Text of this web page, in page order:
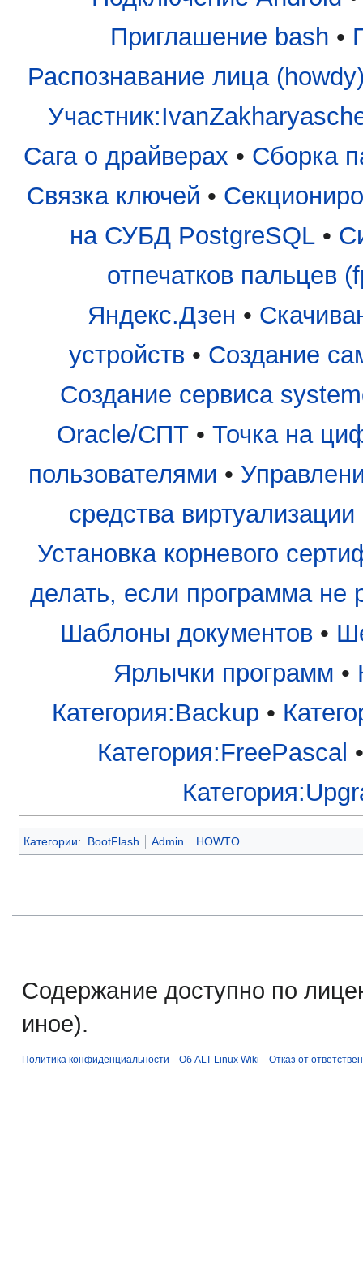
Приглашение bash •
Распознавание лица
Сага о драйверах • Сборка
Связка ключей •
на СУБД PostgreSQL•
отпечатков пальцев
Яндекс.Дзен •
устройств • Создание
Создание сервиса
Oracle/СПТ• Точка на
пользователями •
средства виртуализации
Установка корневого
делать, если программа не
Шаблоны документов •
Ярлычки программ •
Категория:Backup •
Категория:FreePascal
Категории: BootFlash Admin HOWTO
Содержание доступно по
иное).
Политика конфиденциальности Об ALT Linux Wiki Отказ от